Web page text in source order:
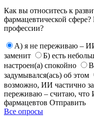
Как вы относитесь к
фармацевтической
профессии?
А) я не переживаю –
заменит
Б) есть
настроен(а) спокойно
задумывался(ась) об этом
возможно, ИИ частично
переживаю – считаю, что
фармацевтов Отправить
Все опросы